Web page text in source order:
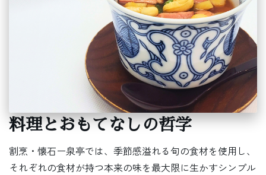
料理とおもてなしの哲学
割烹・懐石ー泉亭では、季節感溢れる旬の食材を使用し、
それぞれの食材が持つ本来の味を最大限に生かすシンプル